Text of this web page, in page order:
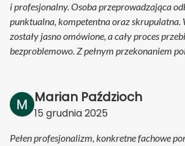
i profesjonalny. Osoba przeprowadzająca
punktualna, kompetentna oraz skrupulatna.
zostały jasno omówione, a cały proces
bezproblemowo. Z pełnym przekonaniem
Marian Paździoch
15 grudnia 2025
Pełen profesjonalizm, konkretne fachowe